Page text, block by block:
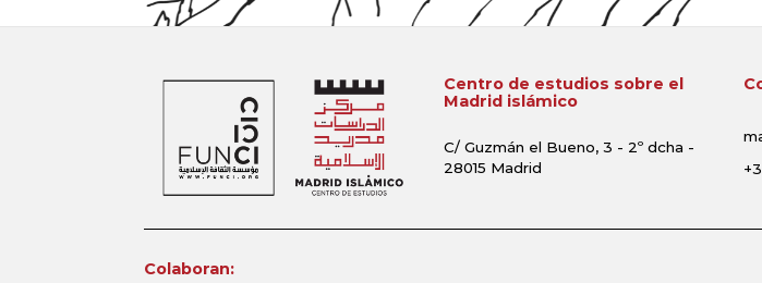
Centro de estudios sobre el
Madrid islámico
C/ Guzmán el Bueno, 3 - 2º dcha -
28015 Madrid
Colaboran: